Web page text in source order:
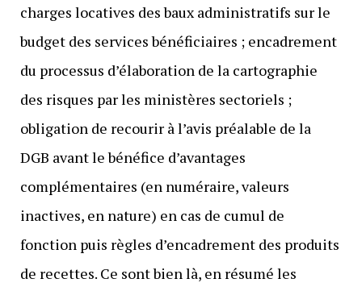
charges locatives des baux administratifs sur le
budget des services bénéficiaires ; encadrement
du processus d’élaboration de la cartographie
des risques par les ministères sectoriels ;
obligation de recourir à l’avis préalable de la
DGB avant le bénéfice d’avantages
complémentaires (en numéraire, valeurs
inactives, en nature) en cas de cumul de
fonction puis règles d’encadrement des produits
de recettes. Ce sont bien là, en résumé les